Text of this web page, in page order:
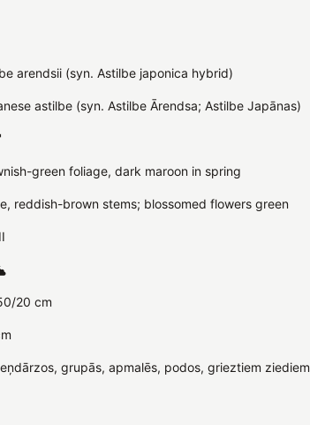
arendsii (syn. Astilbe japonica hybrid)
astilbe (syn. Astilbe Ārendsa; Astilbe Japānas)
green foliage, dark maroon in spring
reddish-brown stems; blossomed flowers green
20 cm
grupās, apmalēs, podos, grieztiem ziediem